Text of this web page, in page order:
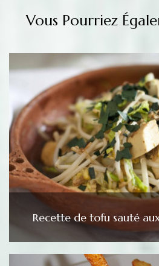
Vous Pourriez
Recette de tofu sauté